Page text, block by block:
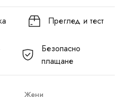
Преглед и тест
Безопасно
плащане
Жени